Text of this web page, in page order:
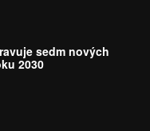
sedm nových
2030